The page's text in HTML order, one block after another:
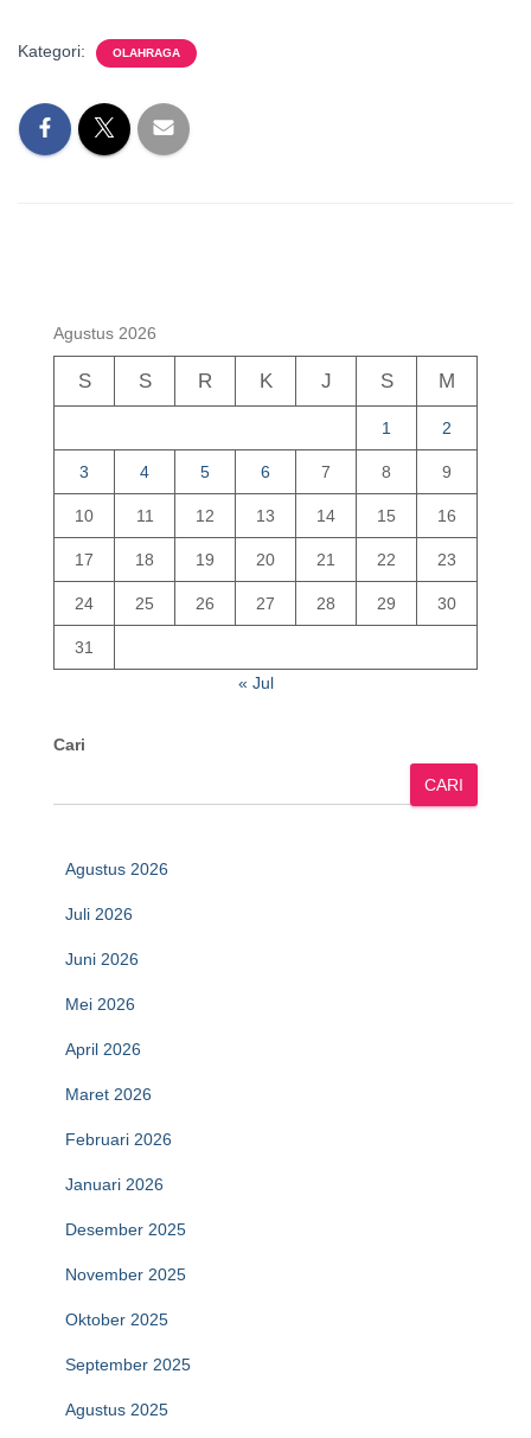
Kategori: OLAHRAGA
Agustus 2026
S S R K J S M
1 2
3 4 5 6 7 8 9
10 11 12 13 14 15 16
17 18 19 20 21 22 23
24 25 26 27 28 29 30
31
« Jul
Cari
CARI
Agustus 2026
Juli 2026
Juni 2026
Mei 2026
April 2026
Maret 2026
Februari 2026
Januari 2026
Desember 2025
November 2025
Oktober 2025
September 2025
Agustus 2025